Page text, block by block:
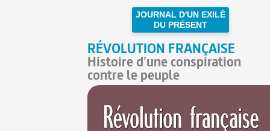
JOURNAL D'UN EXILÉ
DU PRÉSENT
RÉVOLUTION FRANÇAISE
Histoire d'une conspiration
contre le peuple